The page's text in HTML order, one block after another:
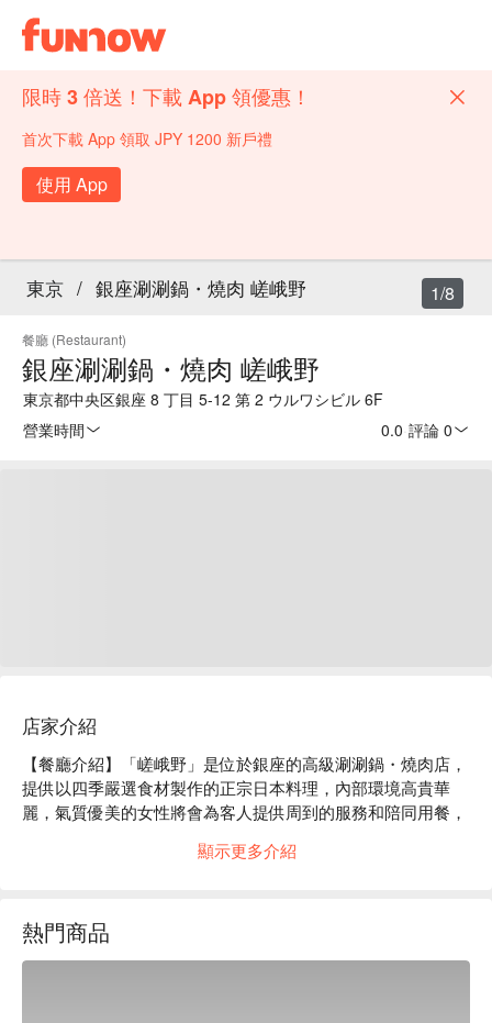
限時 3 倍送！下載 App 領優惠！
首次下載 App 領取 JPY 1200 新戶禮
使用 App
東京 / 銀座涮涮鍋・燒肉 嵯峨野
餐廳 (Restaurant)
銀座涮涮鍋・燒肉 嵯峨野
東京都中央区銀座 8 丁目 5-12 第 2 ウルワシビル 6F
營業時間
0.0 評論 0
1/8
店家介紹
【餐廳介紹】「嵯峨野」是位於銀座的高級涮涮鍋・燒肉店，
提供以四季嚴選食材製作的正宗日本料理，內部環境高貴華
麗，氣質優美的女性將會為客人提供周到的服務和陪同用餐，
【招牌菜色】炭火燒肉套餐、涮涮鍋套餐、壽喜燒套餐
他額外收費項目，讓你安心享受服務！
顯示更多介紹
熱門商品